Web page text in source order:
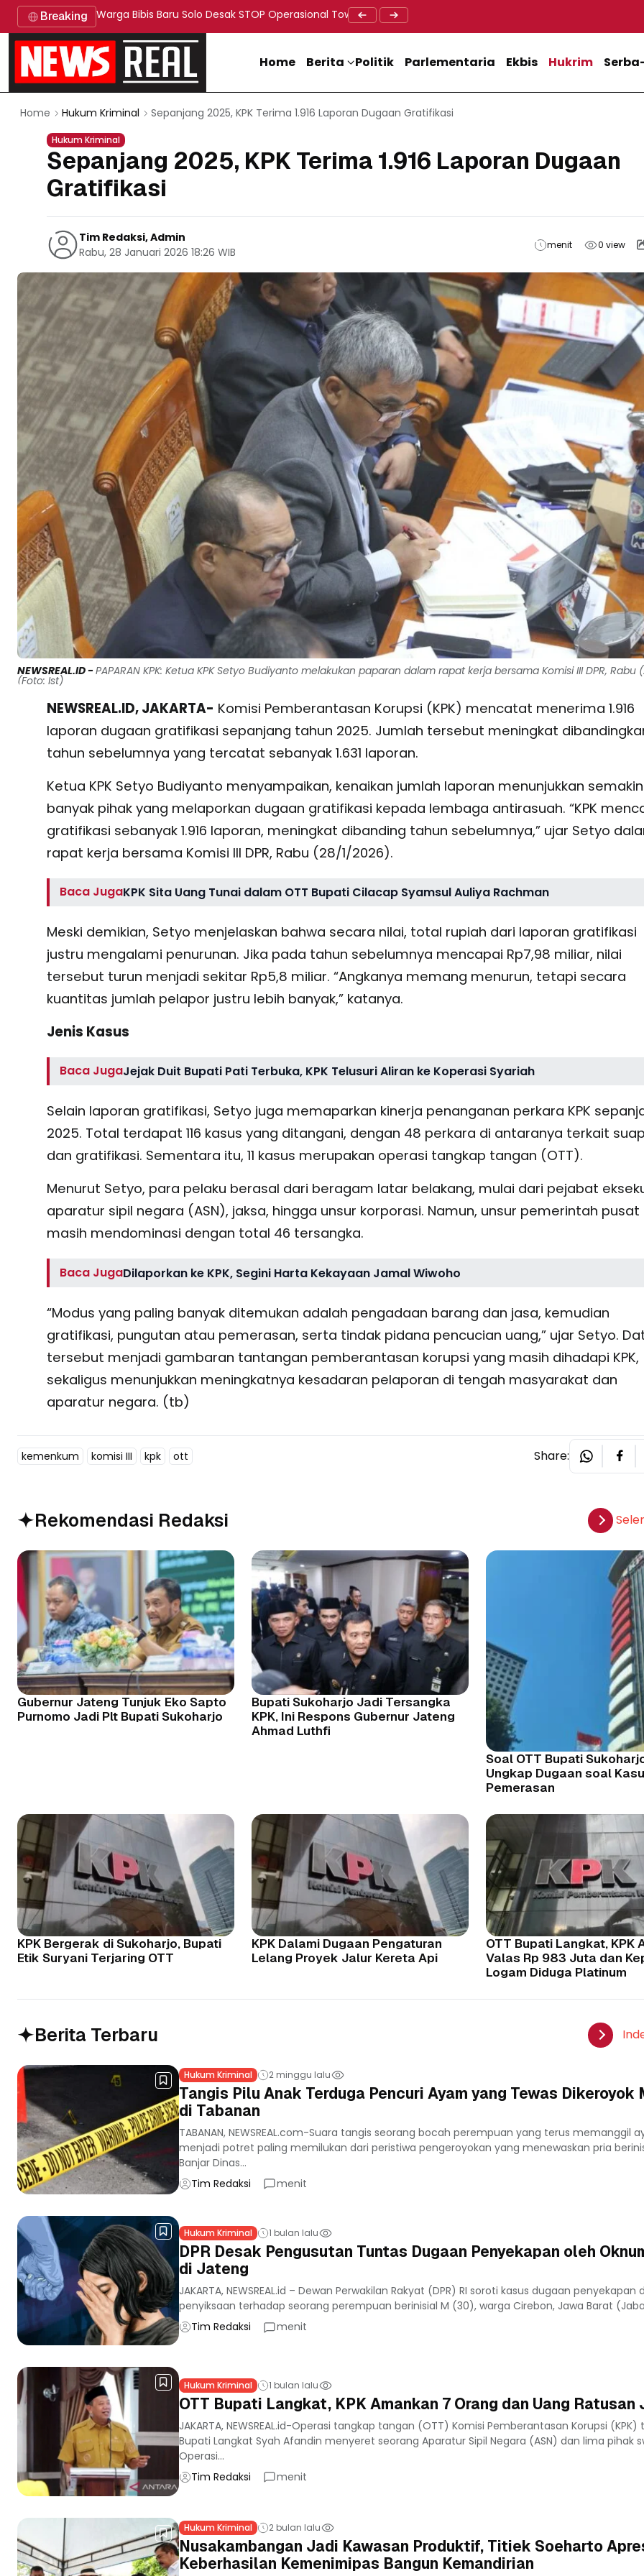
Breaking Warga Bibis Baru Solo Desak STOP Operasional Tower BTS, Diwa : Nyawa dan Keselamatan Warga Lebih
Doa Lintas Agama Perkuat Semangat Persatuan Jelang
Home Berita Politik Parlementaria Ekbis Hukrim
Home Hukum Kriminal Sepanjang 2025, KPK Terima 1.916 Laporan Dugaan Gratifikasi
Hukum Kriminal
Sepanjang 2025, KPK Terima 1.916 Laporan Dugaan
Gratifikasi
Tim Redaksi, Admin
Rabu, 28 Januari 2026 18:26 WIB
menit 0view
NEWSREAL.ID -PAPARAN KPK: Ketua KPK Setyo Budiyanto melakukan paparan dalam rapat kerja bersama Komisi III DPR, Rabu
(Foto: Ist)
NEWSREAL.ID, JAKARTA- Komisi Pemberantasan Korupsi (KPK) mencatat menerima 1.916
laporan dugaan gratifikasi sepanjang tahun 2025. Jumlah tersebut meningkat
tahun sebelumnya yang tercatat sebanyak 1.631 laporan.
Ketua KPK Setyo Budiyanto menyampaikan, kenaikan jumlah laporan menunjukkan semakin
banyak pihak yang melaporkan dugaan gratifikasi kepada lembaga antirasuah. “KPK
gratifikasi sebanyak 1.916 laporan, meningkat dibanding tahun sebelumnya,” ujar Setyo
rapat kerja bersama Komisi III DPR, Rabu (28/1/2026).
Baca JugaKPK Sita Uang Tunai dalam OTT Bupati Cilacap Syamsul Auliya Rachman
Meski demikian, Setyo menjelaskan bahwa secara nilai, total rupiah dari laporan gratifikasi
justru mengalami penurunan. Jika pada tahun sebelumnya mencapai Rp7,98 miliar, nilai
tersebut turun menjadi sekitar Rp5,8 miliar. “Angkanya memang menurun, tetapi secara
kuantitas jumlah pelapor justru lebih banyak,” katanya.
Jenis Kasus
Baca JugaJejak Duit Bupati Pati Terbuka, KPK Telusuri Aliran ke Koperasi Syariah
Selain laporan gratifikasi, Setyo juga memaparkan kinerja penanganan perkara KPK
2025. Total terdapat 116 kasus yang ditangani, dengan 48 perkara di antaranya terkait suap
dan gratifikasi. Sementara itu, 11 kasus merupakan operasi tangkap tangan (OTT).
Menurut Setyo, para pelaku berasal dari beragam latar belakang, mulai dari pejabat
aparatur sipil negara (ASN), jaksa, hingga unsur korporasi. Namun, unsur pemerintah pusat
masih mendominasi dengan total 46 tersangka.
Baca JugaDilaporkan ke KPK, Segini Harta Kekayaan Jamal Wiwoho
“Modus yang paling banyak ditemukan adalah pengadaan barang dan jasa, kemudian
gratifikasi, pungutan atau pemerasan, serta tindak pidana pencucian uang,” ujar Setyo.
tersebut menjadi gambaran tantangan pemberantasan korupsi yang masih dihadapi KPK,
sekaligus menunjukkan meningkatnya kesadaran pelaporan di tengah masyarakat dan
aparatur negara. (tb)
kemenkum komisi III kpk ott Share:
Rekomendasi Redaksi
Gubernur Jateng Tunjuk Eko Sapto
Purnomo Jadi Plt Bupati Sukoharjo
Bupati Sukoharjo Jadi Tersangka
KPK, Ini Respons Gubernur Jateng
Ahmad Luthfi
Soal OTT Bupati
Ungkap Dugaan soal
Pemerasan
KPK Bergerak di Sukoharjo, Bupati
Etik Suryani Terjaring OTT
KPK Dalami Dugaan Pengaturan
Lelang Proyek Jalur Kereta Api
OTT Bupati Langkat, KPK
Valas Rp 983 Juta dan
Logam Diduga Platinum
Berita Terbaru
Hukum Kriminal 2 minggu lalu
Tangis Pilu Anak Terduga Pencuri Ayam yang Tewas Dikeroyok
di Tabanan
TABANAN, NEWSREAL.com-Suara tangis seorang bocah perempuan yang terus memanggil
menjadi potret paling memilukan dari peristiwa pengeroyokan yang menewaskan pria
Banjar Dinas...
Tim Redaksi
menit
Hukum Kriminal 1 bulan lalu
DPR Desak Pengusutan Tuntas Dugaan Penyekapan oleh
di Jateng
JAKARTA, NEWSREAL.id – Dewan Perwakilan Rakyat (DPR) RI soroti kasus dugaan penyekapan
penyiksaan terhadap seorang perempuan berinisial M (30), warga Cirebon, Jawa Barat
Tim Redaksi
menit
Hukum Kriminal 1 bulan lalu
OTT Bupati Langkat, KPK Amankan 7 Orang dan Uang Ratusan
JAKARTA, NEWSREAL.id-Operasi tangkap tangan (OTT) Komisi Pemberantasan Korupsi
Bupati Langkat Syah Afandin menyeret seorang Aparatur Sipil Negara (ASN) dan lima pihak
Operasi...
Tim Redaksi
menit
Hukum Kriminal 2 bulan lalu
Nusakambangan Jadi Kawasan Produktif, Titiek Soeharto
Keberhasilan Kemenimipas Bangun Kemandirian